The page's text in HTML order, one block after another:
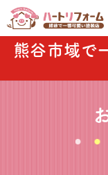
熊谷市域で